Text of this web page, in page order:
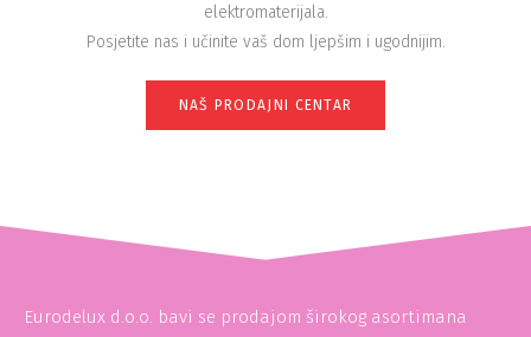
elektromaterijala.
Posjetite nas i učinite vaš dom ljepšim i ugodnijim.
NAŠ PRODAJNI CENTAR
Eurodelux d.o.o. bavi se prodajom širokog asortimana